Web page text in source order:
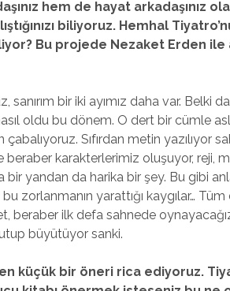
hem de hayat arkadaşınız
biliyoruz. Hemhal
Bu projede Nezaket Erden ile
sanırım bir iki ayımız daha var. Belki
oldu bu dönem. O dert bir cümle
Sıfırdan metin yazılıyor
beraber karakterlerimiz oluşuyor, reji,
yandan da harika bir şey. Bu gibi
zorlanmanın yarattığı kaygılar… Tüm
beraber ilk defa sahnede
büyütüyor sanki.
küçük bir öneri rica ediyoruz.